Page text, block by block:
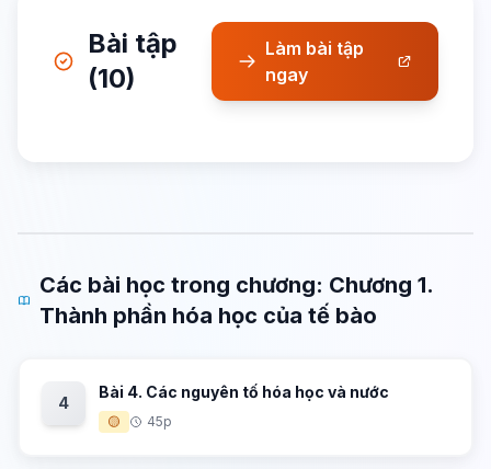
Bài tập
(10)
Làm bài tập
ngay
Các bài học trong chương: Chương 1.
Thành phần hóa học của tế bào
4
Bài 4. Các nguyên tố hóa học và nước
🟡 45p